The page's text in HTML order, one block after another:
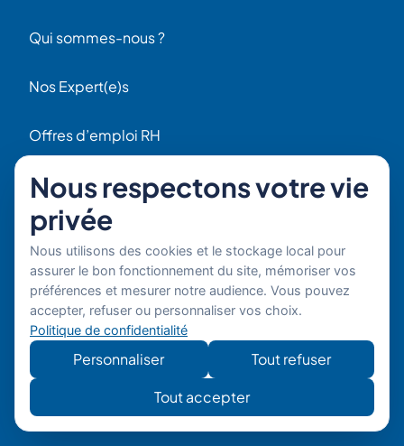
Qui sommes-nous ?
Nos Expert(e)s
Offres d’emploi RH
56 Rue Raspail
F92300 Levallois
+ 33 (0)1 42 70 97 20
Par email
Copyright © 2026 Boost'RH
Groupe. Tous droits réservés.
Site
développé
mon site
Mentions légales
Nous respectons votre vie
privée
Nous utilisons des cookies et le stockage local pour
assurer le bon fonctionnement du site, mémoriser vos
préférences et mesurer notre audience. Vous pouvez
accepter, refuser ou personnaliser vos choix.
Politique de confidentialité
Personnaliser
Tout refuser
Tout accepter